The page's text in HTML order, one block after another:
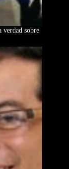
verdad sobre